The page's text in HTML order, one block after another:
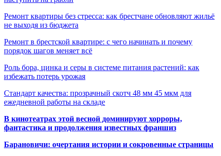
Ремонт квартиры без стресса: как брестчане обновляют жильё
не выходя из бюджета
Ремонт в брестской квартире: с чего начинать и почему
порядок шагов меняет всё
Роль бора, цинка и серы в системе питания растений: как
избежать потерь урожая
Стандарт качества: прозрачный скотч 48 мм 45 мкм для
ежедневной работы на складе
В кинотеатрах этой весной доминируют хорроры,
фантастика и продолжения известных франшиз
Барановичи: очертания истории и сокровенные страницы